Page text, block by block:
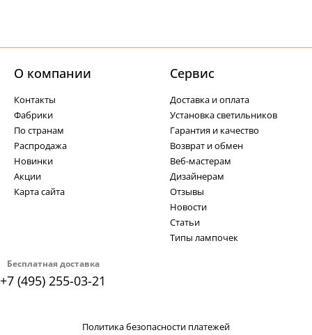
Бесплатная доставка
+7 (495) 255-03-21
О компании
Контакты
Фабрики
По странам
Распродажа
Новинки
Акции
Карта сайта
Cервис
Доставка и оплата
Установка светильников
Гарантия и качество
Возврат и обмен
Веб-мастерам
Дизайнерам
Отзывы
Новости
Статьи
Типы лампочек
Политика безопасности платежей